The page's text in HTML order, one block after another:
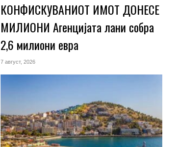
КОНФИСКУВАНИОТ ИМОТ ДОНЕСЕ
МИЛИОНИ Агенцијата лани собра
2,6 милиони евра
7 август, 2026